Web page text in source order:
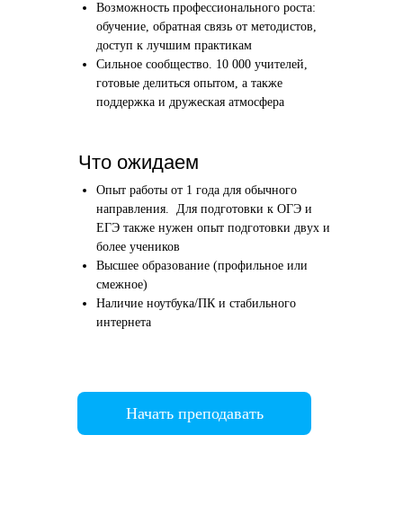
Начать преподавать
Что ожидаем
Возможность профессионального роста:
обучение, обратная связь от методистов,
доступ к лучшим практикам
Сильное сообщество. 10 000 учителей,
готовые делиться опытом, а также
поддержка и дружеская атмосфера
Опыт работы от 1 года для обычного
направления. Для подготовки к ОГЭ и
ЕГЭ также нужен опыт подготовки двух и
более учеников
Высшее образование (профильное или
смежное)
Наличие ноутбука/ПК и стабильного
интернета
Аудиоинтервью
Отвечаете по-английски на 4 вопроса
Начать преподавать